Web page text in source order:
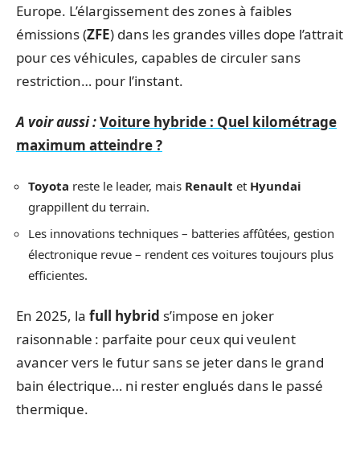
Europe. L’élargissement des zones à faibles
émissions (ZFE) dans les grandes villes dope l’attrait
pour ces véhicules, capables de circuler sans
restriction… pour l’instant.
A voir aussi :Voiture hybride : Quel kilométrage
maximum atteindre ?
Toyota reste le leader, mais Renault et Hyundai
grappillent du terrain.
Les innovations techniques – batteries affûtées, gestion
électronique revue – rendent ces voitures toujours plus
efficientes.
En 2025, la full hybrid s’impose en joker
raisonnable : parfaite pour ceux qui veulent
avancer vers le futur sans se jeter dans le grand
bain électrique… ni rester englués dans le passé
thermique.